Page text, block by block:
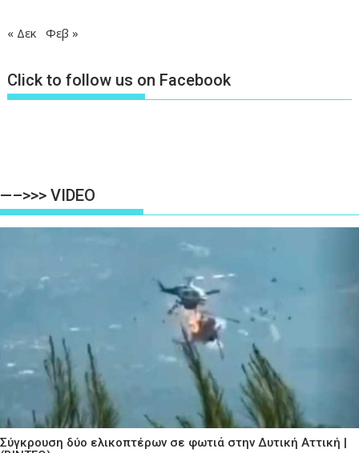
« Δεκ Φεβ »
Click to follow us on Facebook
—–>>> VIDEO
Σύγκρουση δύο ελικοπτέρων σε φωτιά στην Δυτική Αττική |